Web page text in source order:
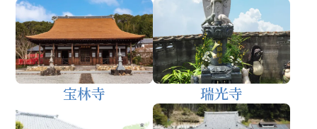
宝林寺 瑞光寺